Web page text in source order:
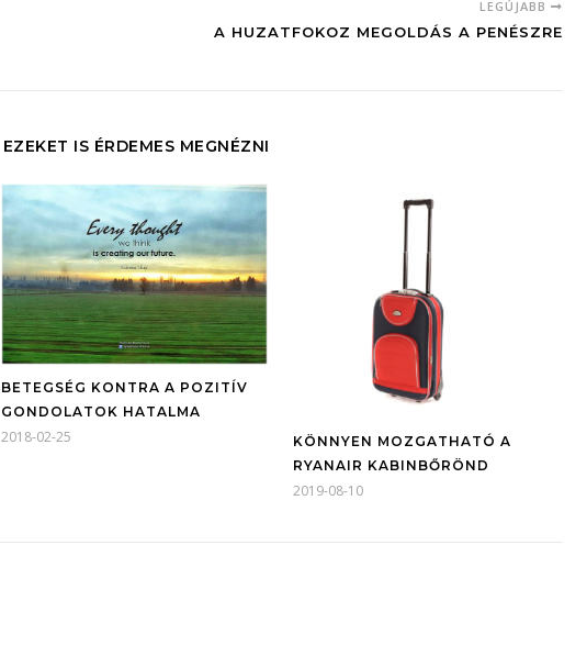
LEGÚJABB
A HUZATFOKOZ MEGOLDÁS A PENÉSZRE
EZEKET IS ÉRDEMES MEGNÉZNI
BETEGSÉG KONTRA A POZITÍV
GONDOLATOK HATALMA
2018-02-25
KÖNNYEN MOZGATHATÓ A
RYANAIR KABINBŐRÖND
2019-08-10